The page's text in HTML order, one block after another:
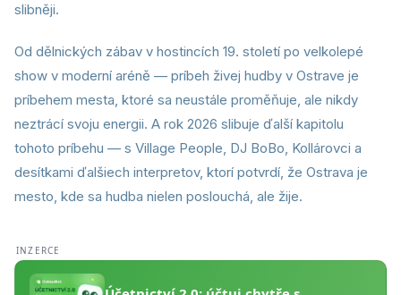
slibněji.
Od dělnických zábav v hostincích 19. století po velkolepé
show v moderní aréně — príbeh živej hudby v Ostrave je
príbehem mesta, ktoré sa neustále proměňuje, ale nikdy
neztrácí svoju energii. A rok 2026 slibuje ďalší kapitolu
tohoto príbehu — s Village People, DJ BoBo, Kollárovci a
desítkami ďalšiech interpretov, ktorí potvrdí, že Ostrava je
mesto, kde sa hudba nielen poslouchá, ale žije.